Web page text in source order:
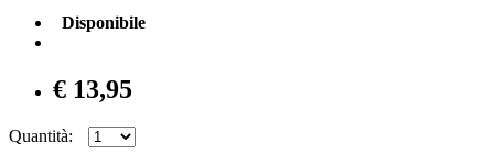
Disponibile
€ 13,95
Quantità: